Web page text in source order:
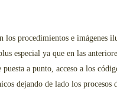
los procedimientos e imágenes
especial ya que en las
a punto, acceso a los
dejando de lado los procesos